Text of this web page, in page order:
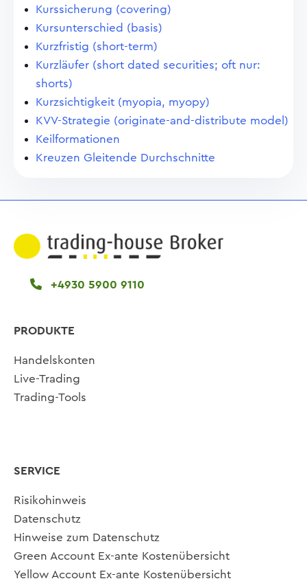
Kurssicherung (covering)
Kursunterschied (basis)
Kurzfristig (short-term)
Kurzläufer (short dated securities; oft nur:
shorts)
Kurzsichtigkeit (myopia, myopy)
KVV-Strategie (originate-and-distribute model)
Keilformationen
Kreuzen Gleitende Durchschnitte
+4930 5900 9110
PRODUKTE
Handelskonten
Live-Trading
Trading-Tools
SERVICE
Risikohinweis
Datenschutz
Hinweise zum Datenschutz
Green Account Ex-ante Kostenübersicht
Yellow Account Ex-ante Kostenübersicht